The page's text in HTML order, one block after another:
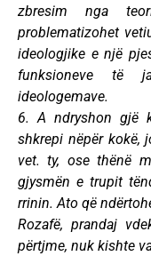
zbresim nga
problematizohet
ideologjike e një
funksioneve të
ideologemave.
6. A ndryshon gjë
shkrepi nëpër kokë,
vet. ty, ose thënë
gjysmën e trupit
rrinin. Ato që
Rozafë, prandaj
përtjme, nuk kishte